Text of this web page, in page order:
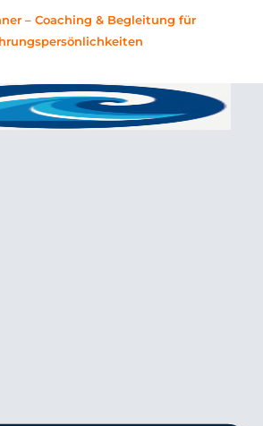
– Coaching & Begleitung für